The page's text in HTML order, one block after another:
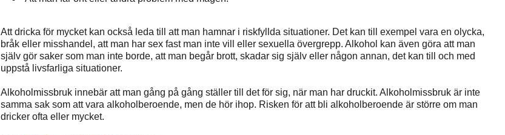
Att dricka för mycket kan också leda till att man hamnar i riskfyllda situationer. Det kan till exempel vara en olycka,
bråk eller misshandel, att man har sex fast man inte vill eller sexuella övergrepp. Alkohol kan även göra att man
själv gör saker som man inte borde, att man begår brott, skadar sig själv eller någon annan, det kan till och med
uppstå livsfarliga situationer.
Alkoholmissbruk innebär att man gång på gång ställer till det för sig, när man har druckit. Alkoholmissbruk är inte
samma sak som att vara alkoholberoende, men de hör ihop. Risken för att bli alkoholberoende är större om man
dricker ofta eller mycket.